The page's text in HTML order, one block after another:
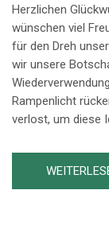
Herzlichen
wünschen viel
für den Dreh
wir unsere
Rampenlicht
verlost, um diese